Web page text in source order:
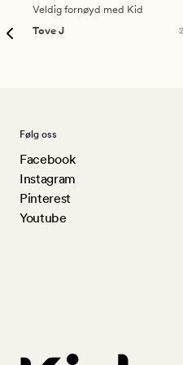
Veldig fornøyd med Kid
Tove J
Følg oss
Facebook
Instagram
Pinterest
Youtube